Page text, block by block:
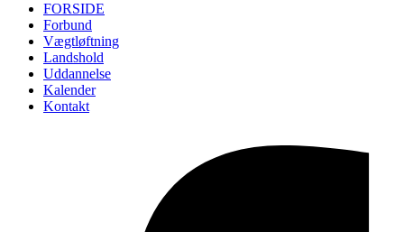
FORSIDE
Forbund
Vægtløftning
Landshold
Uddannelse
Kalender
Kontakt